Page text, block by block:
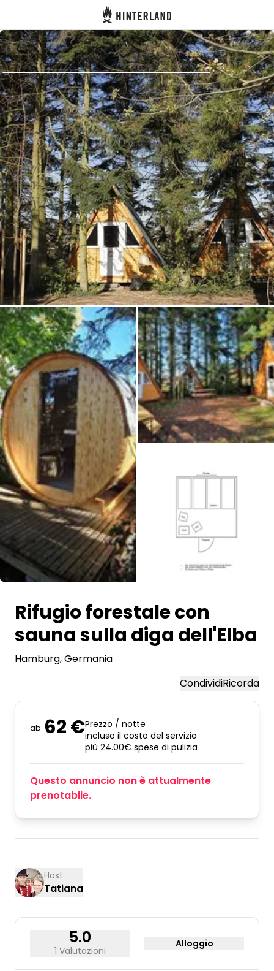
Hinterland
Accedi
Registro
Diventare Host
Piazzole
Alloggi
Pianificazione viaggio
Chiedi a Howdy
Ispirazione fotografica
Suggerimenti e ispirazione
Storie dall'Hinterland
Buoni
Chi siamo
Negozio
Contatti
Select language
Rifugio forestale con
sauna sulla diga dell'Elba
Hamburg, Germania
CondividiRicorda
ab 62 €Prezzo / notte
incluso il costo del servizio
più 24.00€ spese di pulizia
Questo annuncio non è attualmente
prenotabile.
Host
Tatiana
5.0
1 Valutazioni
Alloggio